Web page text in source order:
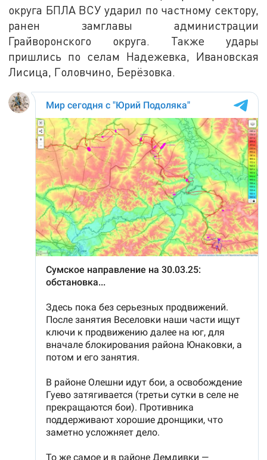
округа БПЛА ВСУ ударил по частному сектору,
ранен замглавы администрации
Грайворонского округа. Также удары
пришлись по селам Надежевка, Ивановская
Лисица, Головчино, Берёзовка.